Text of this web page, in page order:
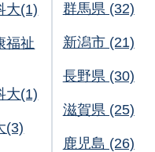
大(1)
福祉
大(1)
(3)
群馬県 (32)
新潟市 (21)
長野県 (30)
滋賀県 (25)
鹿児島 (26)